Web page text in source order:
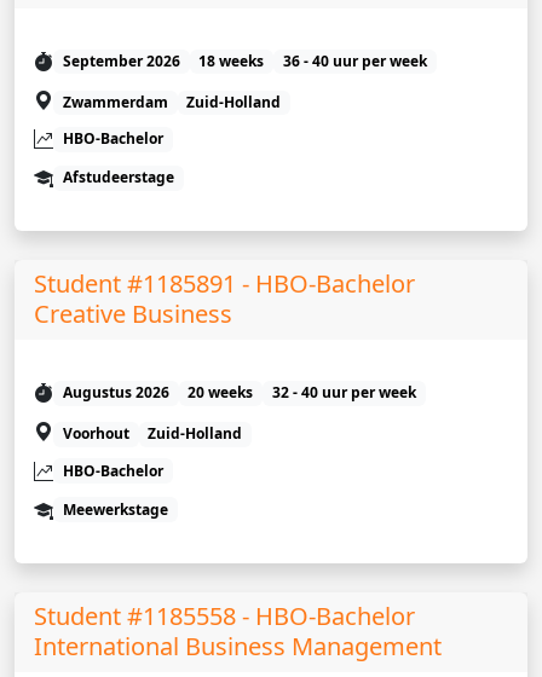
September 2026 18 weeks
36 - 40 uur per week
Zwammerdam
Zuid-Holland
HBO-Bachelor
Afstudeerstage
Student #1185891 - HBO-Bachelor
Creative Business
Augustus 2026 20 weeks
32 - 40 uur per week
Voorhout
Zuid-Holland
HBO-Bachelor
Meewerkstage
Student #1185558 - HBO-Bachelor
International Business Management